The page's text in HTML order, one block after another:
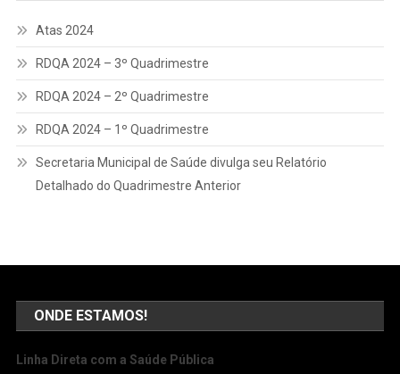
Atas 2024
RDQA 2024 – 3º Quadrimestre
RDQA 2024 – 2º Quadrimestre
RDQA 2024 – 1º Quadrimestre
Secretaria Municipal de Saúde divulga seu Relatório
Detalhado do Quadrimestre Anterior
ONDE ESTAMOS!
Linha Direta com a Saúde Pública